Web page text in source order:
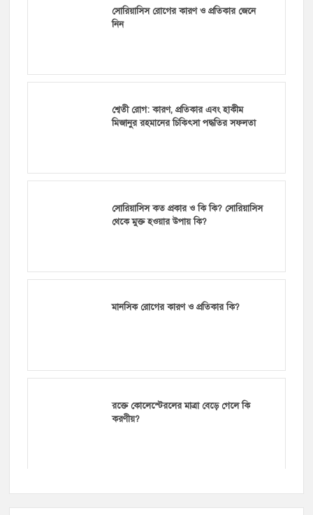
সোরিয়াসিস রোগের কারণ ও প্রতিকার জেনে
নিন
শ্বেতী রোগ: কারণ, প্রতিকার এবং হাকীম
মিজানুর রহমানের চিকিৎসা পদ্ধতির সফলতা
সোরিয়াসিস কত প্রকার ও কি কি? সোরিয়াসিস
থেকে মুক্ত হওয়ার উপায় কি?
মানসিক রোগের কারণ ও প্রতিকার কি?
রক্তে কোলেস্টেরলের মাত্রা বেড়ে গেলে কি
করণীয়?